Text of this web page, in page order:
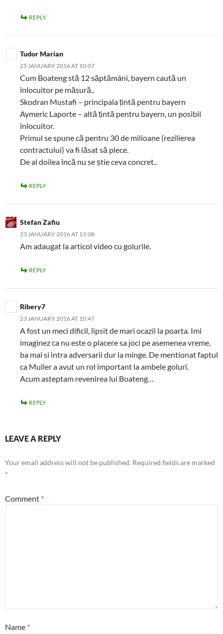
REPLY
Tudor Marian
25 JANUARY 2016 AT 10:07
Cum Boateng stă 12 săptămâni, bayern caută un
înlocuitor pe măsură..
Skodran Mustafi – principala țintă pentru bayern
Aymeric Laporte – altă țintă pentru bayern, un posibil
înlocuitor.
Primul se spune că pentru 30 de milioane (rezilierea
contractului) va fi lăsat să plece.
De al doilea încă nu se știe ceva concret..
REPLY
Stefan Zafiu
23 JANUARY 2016 AT 13:08
Am adaugat la articol video cu golurile.
REPLY
Ribery7
23 JANUARY 2016 AT 10:47
A fost un meci dificil, lipsit de mari ocazii la poarta. Imi
imaginez ca nu este o placere sa joci pe asemenea vreme,
ba mai si intra adversarii dur la minge. De mentionat faptul
ca Muller a avut un rol important la ambele goluri.
Acum asteptam revenirea lui Boateng…
REPLY
LEAVE A REPLY
Your email address will not be published. Required fields are marked
*
Comment *
Name *